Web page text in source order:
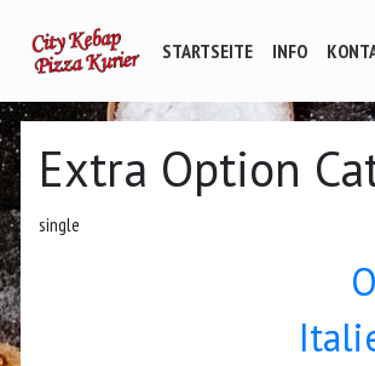
STARTSEITE INFO
Extra Option
single